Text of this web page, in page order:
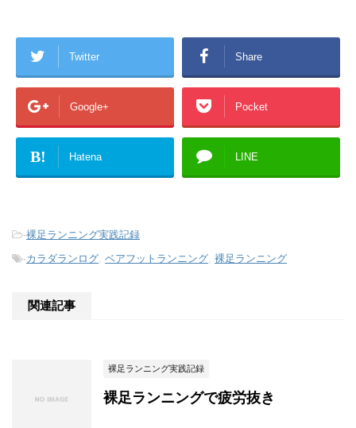
Twitter Share
Google+ Pocket
B! Hatena LINE
-裸足ランニング実践記録
-カラダランログ, ベアフットランニング, 裸足ランニング
関連記事
裸足ランニング実践記録
裸足ランニングで疲労抜き